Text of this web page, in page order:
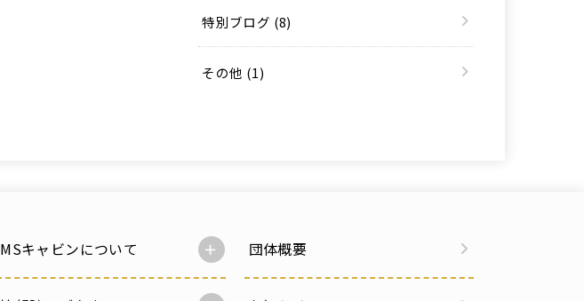
特別ブログ (8)
その他 (1)
MSキャビンについて 団体概要